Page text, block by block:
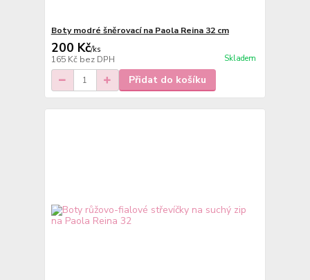
Boty modré šněrovací na Paola Reina 32 cm
200 Kč/ks
165 Kč bez DPH Skladem
Přidat do košíku